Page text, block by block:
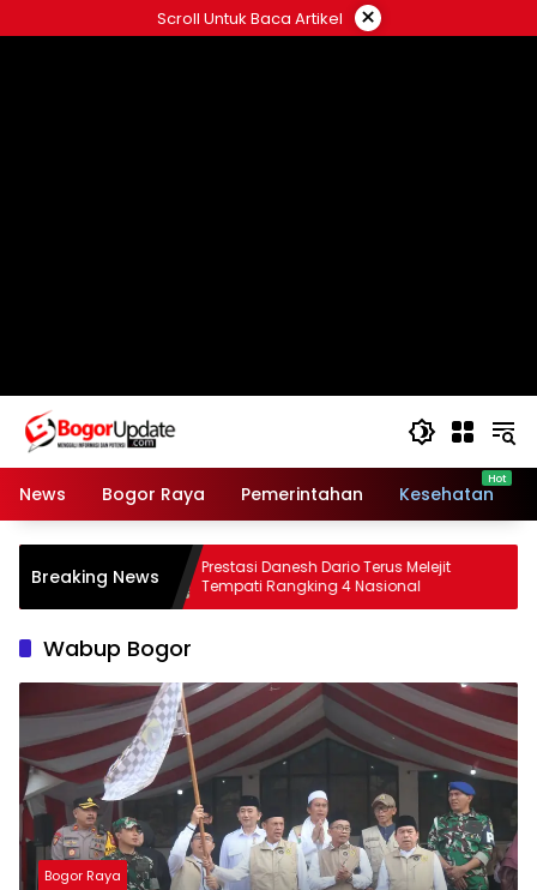
ke
Scroll Untuk Baca Artikel ×
News Bogor Raya Pemerintahan Kesehatan
Breaking News 40 Anggota Tarung Derajat Kota Bogor
Ikuti Ujian Kenaikan Tingkat
Wabup Bogor
Bogor Raya